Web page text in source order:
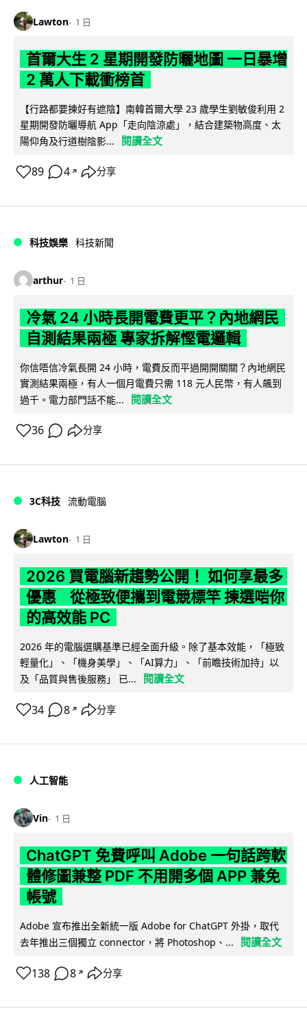
Lawton 1 日
首爾大生 2 星期開發防曬地圖 一日暴增
2 萬人下載衝榜首
【行路都要揀好有遮陰】南韓首爾大學 23 歲學生劉敏俊利用 2
星期開發防曬導航 App「走向陰涼處」，結合建築物高度、太
陽仰角及行道樹陰影...
閱讀全文
89 4 ↗ 分享
科技娛樂 科技新聞
arthur 1 日
冷氣 24 小時長開電費更平？內地網民
自測結果兩極 專家拆解慳電邏輯
你信唔信冷氣長開 24 小時，電費反而平過開開關關？內地網民
實測結果兩極，有人一個月電費只需 118 元人民幣，有人飆到
過千。電力部門話不能...
閱讀全文
36 分享
3C科技 流動電腦
Lawton 1 日
2026 買電腦新趨勢公開！ 如何享最多
優惠 從極致便攜到電競標竿 揀選啱你
的高效能 PC
2026 年的電腦選購基準已經全面升級。除了基本效能，「極致
輕量化」、「機身美學」、「AI算力」、「前瞻技術加持」以
及「品質與售後服務」 已...
閱讀全文
34 8 ↗ 分享
人工智能
Vin 1 日
ChatGPT 免費呼叫 Adobe 一句話跨軟
體修圖兼整 PDF 不用開多個 APP 兼免
帳號
Adobe 宣布推出全新統一版 Adobe for ChatGPT 外掛，取代
去年推出三個獨立 connector，將 Photoshop、...
閱讀全文
138 8 ↗ 分享